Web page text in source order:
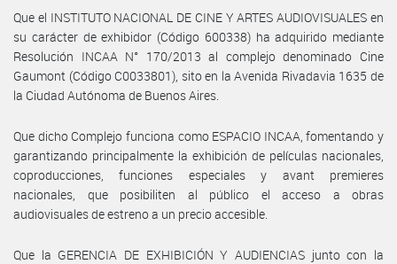
Que el INSTITUTO NACIONAL DE CINE Y ARTES AUDIOVISUALES en
su carácter de exhibidor (Código 600338) ha adquirido mediante
Resolución INCAA N° 170/2013 al complejo denominado Cine
Gaumont (Código C0033801), sito en la Avenida Rivadavia 1635 de
la Ciudad Autónoma de Buenos Aires.
Que dicho Complejo funciona como ESPACIO INCAA, fomentando y
garantizando principalmente la exhibición de películas nacionales,
coproducciones, funciones especiales y avant premieres
nacionales, que posibiliten al público el acceso a obras
audiovisuales de estreno a un precio accesible.
Que la GERENCIA DE EXHIBICIÓN Y AUDIENCIAS junto con la